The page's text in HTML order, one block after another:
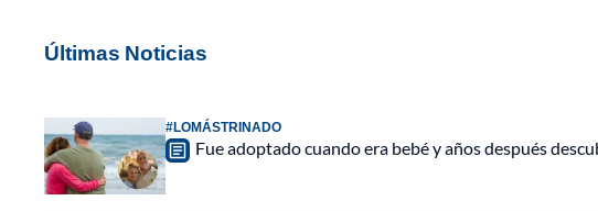
Últimas Noticias
#LOMÁSTRINADO
Fue adoptado cuando era bebé y años después